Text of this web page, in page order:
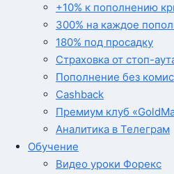
+10% к пополнению
300% на каждое
180% под просадку
Страховка от стоп-
Пополнение без
Cashback
Премиум клуб
Аналитика в Телеграм
Обучение
Видео уроки Форекс